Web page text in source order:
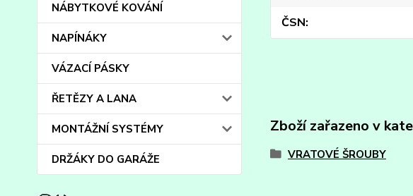
NÁBYTKOVÉ KOVÁNÍ
NAPÍNÁKY
VÁZACÍ PÁSKY
ŘETĚZY A LANA
MONTÁŽNÍ SYSTÉMY
DRŽÁKY DO GARÁŽE
ČSN
Zboží zařazeno v
VRATOVÉ ŠROUBY